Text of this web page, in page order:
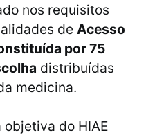
nos requisitos
de Acesso
por 75
distribuídas
medicina.
do HIAE